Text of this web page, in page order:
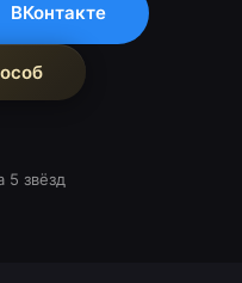
ВКонтакте
5 звёзд